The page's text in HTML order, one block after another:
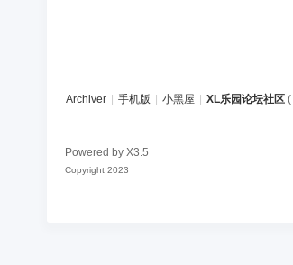
Archiver 手机版 小黑屋 XL乐园论坛社区 (
Powered by X3.5
Copyright 2023